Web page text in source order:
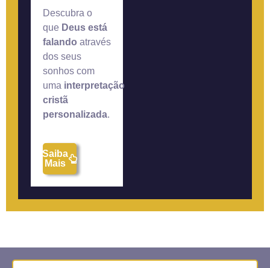
Descubra o
que Deus está
falando através
dos seus
sonhos com
uma interpretação
cristã
personalizada.
Saiba
Mais